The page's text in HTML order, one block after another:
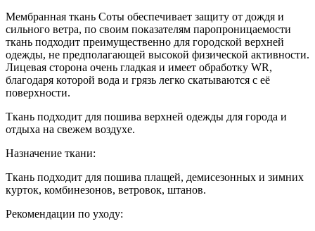
Мембранная ткань Соты обеспечивает защиту от дождя и
сильного ветра, по своим показателям паропроницаемости
ткань подходит преимущественно для городской верхней
одежды, не предполагающей высокой физической активности.
Лицевая сторона очень гладкая и имеет обработку WR,
благодаря которой вода и грязь легко скатываются с её
поверхности.
Ткань подходит для пошива верхней одежды для города и
отдыха на свежем воздухе.
Назначение ткани:
Ткань подходит для пошива плащей, демисезонных и зимних
курток, комбинезонов, ветровок, штанов.
Рекомендации по уходу: